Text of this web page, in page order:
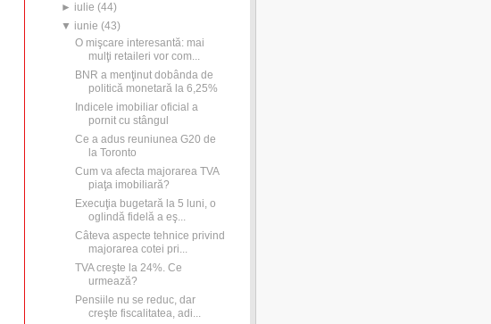
► iulie (44)
▼ iunie (43)
O mişcare interesantă: mai
mulţi retaileri vor com...
BNR a menţinut dobânda de
politică monetară la 6,25%
Indicele imobiliar oficial a
pornit cu stângul
Ce a adus reuniunea G20 de
la Toronto
Cum va afecta majorarea TVA
piaţa imobiliară?
Execuţia bugetară la 5 luni, o
oglindă fidelă a eş...
Câteva aspecte tehnice privind
majorarea cotei pri...
TVA creşte la 24%. Ce
urmează?
Pensiile nu se reduc, dar
creşte fiscalitatea, adi...